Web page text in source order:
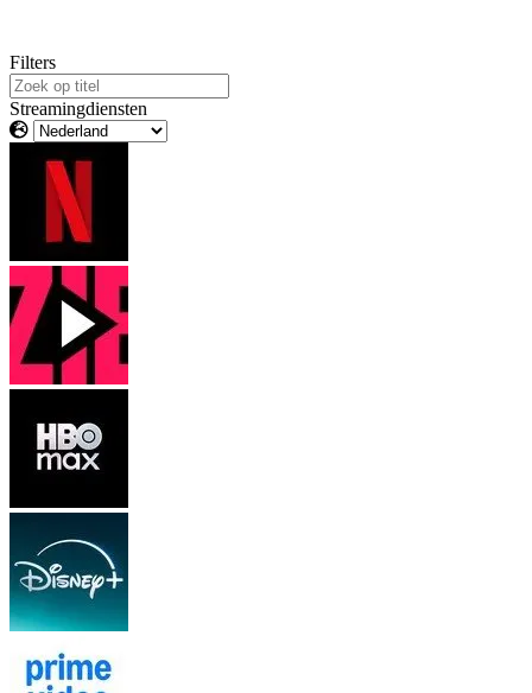
Filters
Streamingdiensten